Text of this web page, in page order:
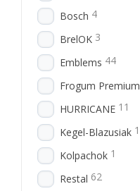
Bosch 4
BrelOK 3
Emblems 44
Frogum Premium
HURRICANE 11
Kegel-Blazusiak 1
Kolpachok 1
Restal 62